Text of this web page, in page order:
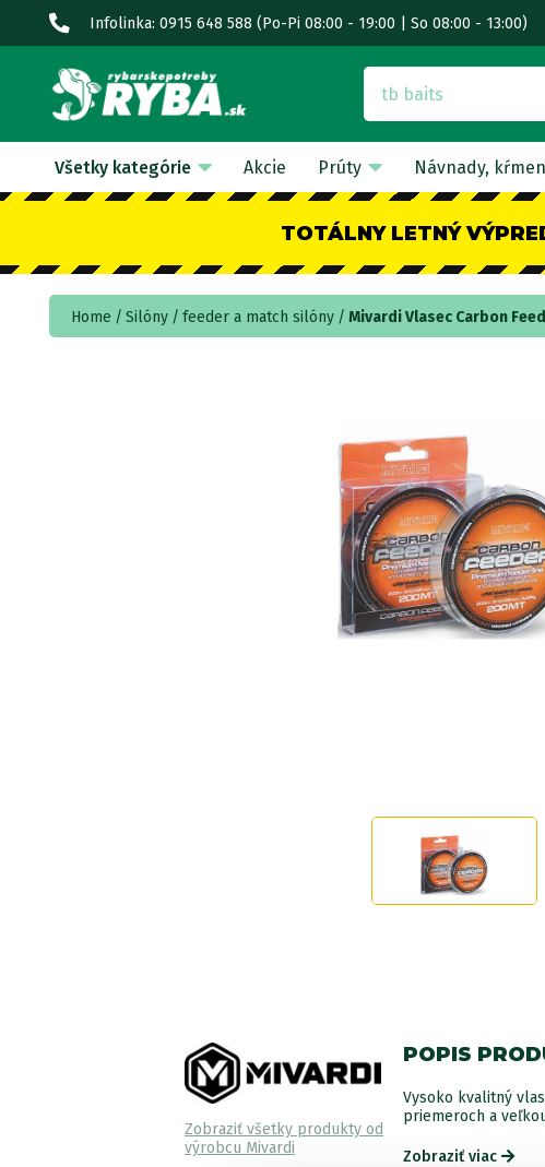
Infolinka: 0915 648 588 (Po-Pi 08:00 - 19:00 | So 08:00 - 13:00)
Všetky kategórie Akcie Prúty Návnady,
TOTÁLNY LETNÝ
Home Silóny feeder a match silóny Mivardi Vlasec Carbon
Zobraziť všetky produkty od
výrobcu Mivardi
POPIS
Vysoko kvalitný
priemeroch a
Zobraziť viac